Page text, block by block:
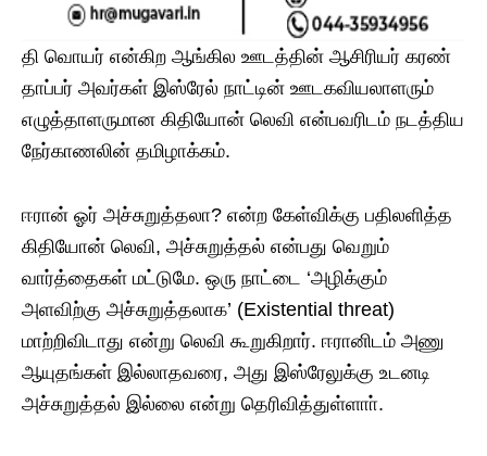
தி வொயர் என்கிற ஆங்கில ஊடத்தின் ஆசிரியர் கரண்
தாப்பர் அவர்கள் இஸ்ரேல் நாட்டின் ஊடகவியலாளரும்
எழுத்தாளருமான கிதியோன் லெவி என்பவரிடம் நடத்திய
நேர்காணலின் தமிழாக்கம்.
​ஈரான் ஓர் அச்சுறுத்தலா? என்ற கேள்விக்கு பதிலளித்த
கிதியோன் லெவி, அச்சுறுத்தல் என்பது வெறும்
வார்த்தைகள் மட்டுமே. ஒரு நாட்டை ‘அழிக்கும்
அளவிற்கு அச்சுறுத்தலாக’ (Existential threat)
மாற்றிவிடாது என்று லெவி கூறுகிறார். ஈரானிடம் அணு
ஆயுதங்கள் இல்லாதவரை, அது இஸ்ரேலுக்கு உடனடி
அச்சுறுத்தல் இல்லை என்று தெரிவித்துள்ளாா்.